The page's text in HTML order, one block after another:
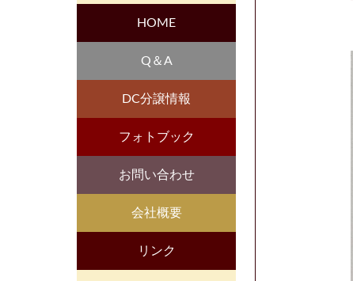
HOME
Q＆A
DC分譲情報
フォトブック
お問い合わせ
会社概要
リンク